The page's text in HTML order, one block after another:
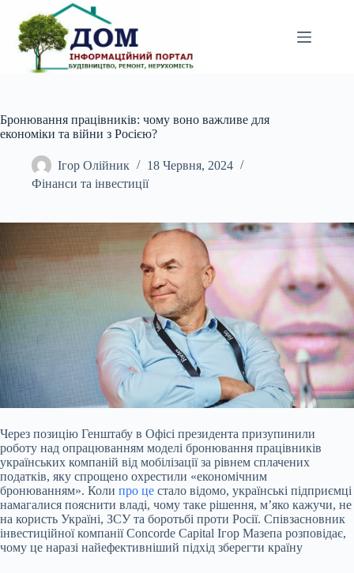
вмісту
Бронювання працівників: чому воно важливе для
економіки та війни з Росією?
Ігор Олійник
18 Червня, 2024
Фінанси та інвестиції
Через позицію Генштабу в Офісі президента призупинили
роботу над опрацюванням моделі бронювання працівників
українських компаній від мобілізації за рівнем сплачених
податків, яку спрощено охрестили «економічним
бронюванням». Коли про це стало відомо, українські підприємці
намагалися пояснити владі, чому таке рішення, м’яко кажучи, не
на користь Україні, ЗСУ та боротьбі проти Росії. Співзасновник
інвестиційної компанії Concorde Capital Ігор Мазепа розповідає,
чому це наразі найефективніший підхід зберегти країну